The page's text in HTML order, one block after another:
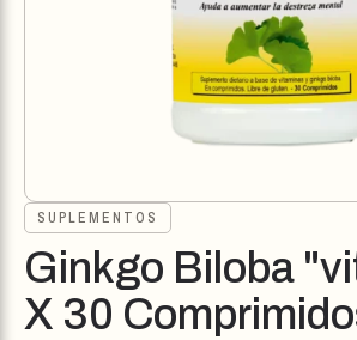
SUPLEMENTOS
Ginkgo Biloba
X 30